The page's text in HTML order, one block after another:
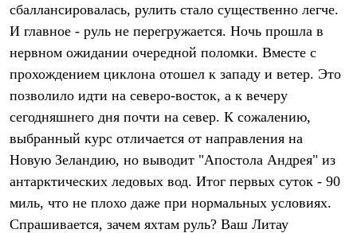
Книги
Коврики
Обувь
Сапоги
Ботинки
Мужская обувь
Ботинки
Кроссовки
Сапоги
Гамаши
Бахилы
Тапочки и чуни
сбаллансировалась, рулить стало существенно легче.
И главное - руль не перегружается. Ночь прошла в
нервном ожидании очередной поломки. Вместе с
прохождением циклона отошел к западу и ветер. Это
позволило идти на северо-восток, а к вечеру
сегодняшнего дня почти на север. К сожалению,
выбранный курс отличается от направления на
Новую Зеландию, но выводит "Апостола Андрея" из
антарктических ледовых вод. Итог первых суток - 90
миль, что не плохо даже при нормальных условиях.
Спрашивается, зачем яхтам руль? Ваш Литау